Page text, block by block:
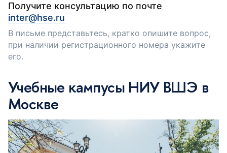
Получите консультацию по почте
inter@hse.ru
В письме представьтесь, кратко опишите вопрос,
при наличии регистрационного номера укажите
его.
Учебные кампусы НИУ ВШЭ в
Москве